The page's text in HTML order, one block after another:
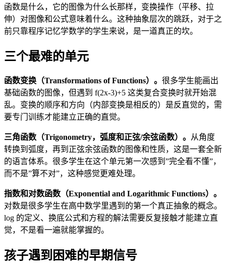
函数是什么，它的图像为什么长那样，变换操作（平移、拉
伸）对图像和公式意味着什么。这种抽象层次的跳跃，对于之
前只靠程序记忆学数学的学生来说，是一道真正的坎。
三个最难的单元
函数变换（Transformations of Functions）。 很多学生能画出
基础函数的图像，但遇到 f(2x-3)+5 这类复合变换时就开始混
乱。变换的顺序和方向（内部变换是相反的）是反直觉的，需
要专门训练才能建立正确的直觉。
三角函数（Trigonometry，弧度和正弦/余弦函数）。 从角度
转换到弧度，再到正弦余弦函数的图像和性质，这是一套全新
的语言体系。很多学生在这个单元第一次感到”完全看不懂”，
而不是”算不对”，这种感觉更难处理。
指数和对数函数（Exponential and Logarithmic Functions）。
对数是很多学生在高中数学里遇到的第一个真正抽象的概念。
log 的定义、换底公式和方程的解法需要反复接触才能建立直
觉，不是看一遍就能掌握的。
孩子遇到困难的早期信号